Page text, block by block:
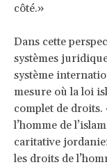
côté.»
Dans cette
systèmes
système
mesure où la loi
complet de
l’homme de
caritative
les droits de